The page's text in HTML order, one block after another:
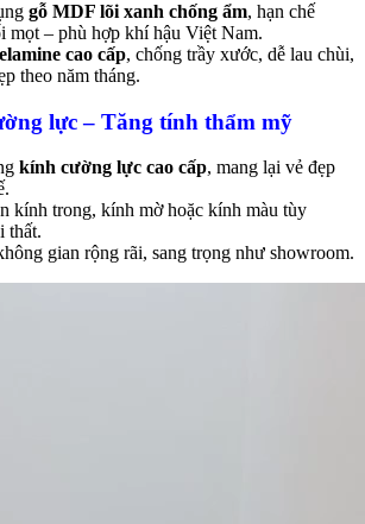
gỗ MDF lõi xanh chống ẩm, hạn chế
mọt – phù hợp khí hậu Việt Nam.
cao cấp, chống trầy xước, dễ lau chùi,
theo năm tháng.
lực – Tăng tính thẩm mỹ
kính cường lực cao cấp, mang lại vẻ đẹp
kính trong, kính mờ hoặc kính màu tùy
thất.
gian rộng rãi, sang trọng như showroom.